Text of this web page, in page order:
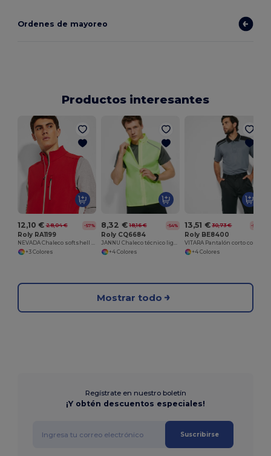
Ordenes de mayoreo
Productos interesantes
12,10 € 28,04 € -57%
Roly RA1199
NEVADA Chaleco softshell compuesto por 2 capas
+3 Colores
8,32 € 18,16 € -54%
Roly CQ6684
JANNU Chaleco técnico ligero de running
+4 Colores
13,51 € 30,73 € -56%
Roly BE8400
+4 Colores
Mostrar todo
Regístrate en nuestro boletín
¡Y obtén descuentos especiales!
Suscribirse